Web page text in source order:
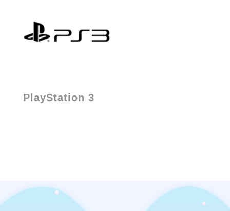
PlayStation 3